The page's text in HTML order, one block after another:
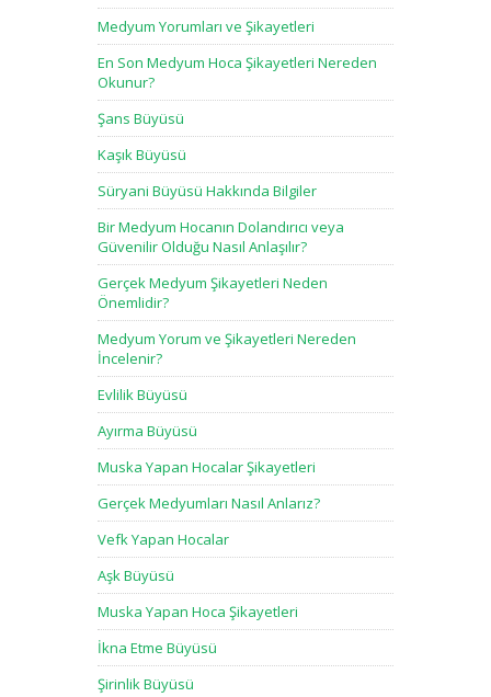
Medyum Yorumları ve Şikayetleri
En Son Medyum Hoca Şikayetleri Nereden
Okunur?
Şans Büyüsü
Kaşık Büyüsü
Süryani Büyüsü Hakkında Bilgiler
Bir Medyum Hocanın Dolandırıcı veya
Güvenilir Olduğu Nasıl Anlaşılır?
Gerçek Medyum Şikayetleri Neden
Önemlidir?
Medyum Yorum ve Şikayetleri Nereden
İncelenir?
Evlilik Büyüsü
Ayırma Büyüsü
Muska Yapan Hocalar Şikayetleri
Gerçek Medyumları Nasıl Anlarız?
Vefk Yapan Hocalar
Aşk Büyüsü
Muska Yapan Hoca Şikayetleri
İkna Etme Büyüsü
Şirinlik Büyüsü